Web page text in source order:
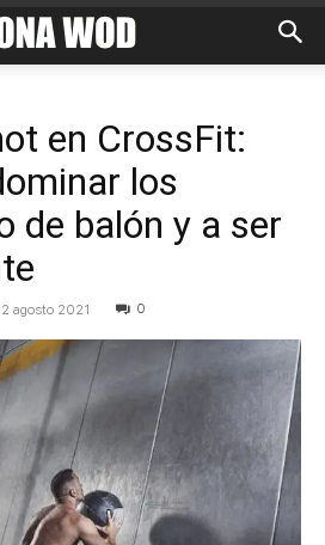
en CrossFit:
los
de balón y a ser
agosto 2021 0